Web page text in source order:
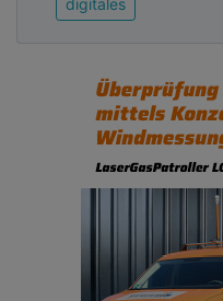
Abonnieren Sie
Link zur
Umfassende
Die Lösung von